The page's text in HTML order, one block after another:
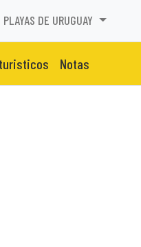
PLAYAS DE URUGUAY
Notas